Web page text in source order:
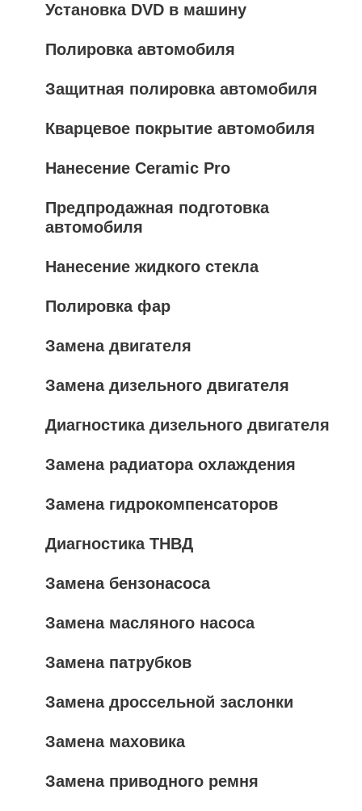
Установка DVD в машину
Полировка автомобиля
Защитная полировка автомобиля
Кварцевое покрытие автомобиля
Нанесение Ceramic Pro
Предпродажная подготовка
автомобиля
Нанесение жидкого стекла
Полировка фар
Замена двигателя
Замена дизельного двигателя
Диагностика дизельного двигателя
Замена радиатора охлаждения
Замена гидрокомпенсаторов
Диагностика ТНВД
Замена бензонасоса
Замена масляного насоса
Замена патрубков
Замена дроссельной заслонки
Замена маховика
Замена приводного ремня